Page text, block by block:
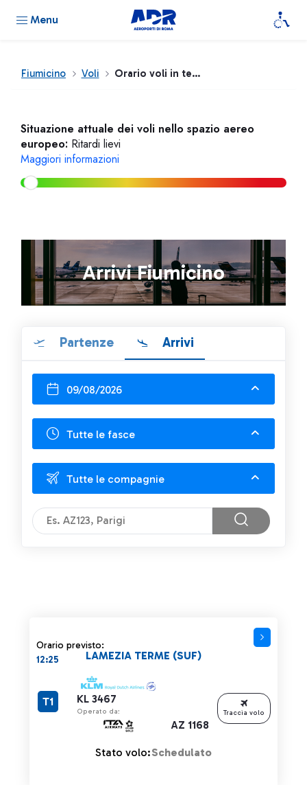
Menu
Fiumicino Voli Orario voli in tempo reale
Situazione attuale dei voli nello spazio aereo
europeo: Ritardi lievi
Maggiori informazioni
Arrivi Fiumicino
Partenze Arrivi
09/08/2026
Tutte le fasce
Tutte le compagnie
Orario previsto:
12:25
KL 3467
Operato da:
AZ 1168
LAMEZIA TERME (SUF)
T1
Stato volo:Schedulato
Traccia volo